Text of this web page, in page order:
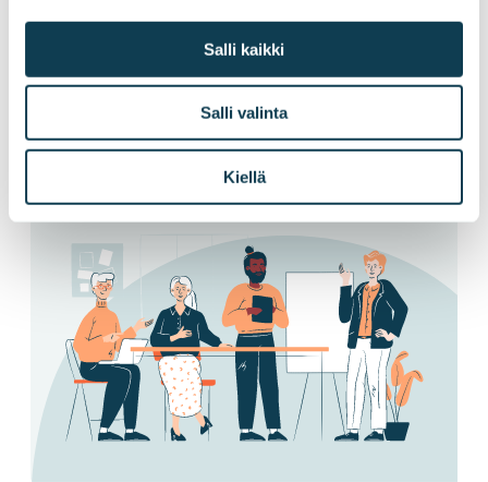
Salli kaikki
Salli valinta
Kiellä
Tilaa pörssitiedotteet ja lehdistötiedotteet
suoraan sähköpostiisi!